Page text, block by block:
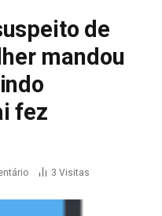
de
mandou
fez
3 Visitas